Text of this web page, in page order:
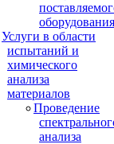
оборудования
Услуги в области
испытаний и
химического
анализа
материалов
Проведение
анализа